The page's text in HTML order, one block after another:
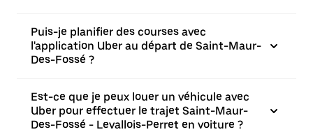
Puis-je planifier des courses avec
l'application Uber au départ de Saint-Maur-
Des-Fossé ?
Est-ce que je peux louer un véhicule avec
Uber pour effectuer le trajet Saint-Maur-
Des-Fossé - Levallois-Perret en voiture ?